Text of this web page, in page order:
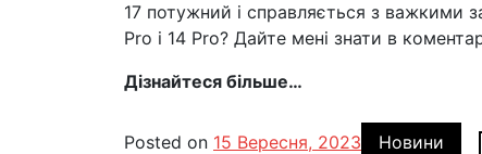
17 потужний і справляється з важкими
Pro і 14 Pro? Дайте мені знати в
Дізнайтеся більше…
Posted on 15 Вересня, 2023 Новини